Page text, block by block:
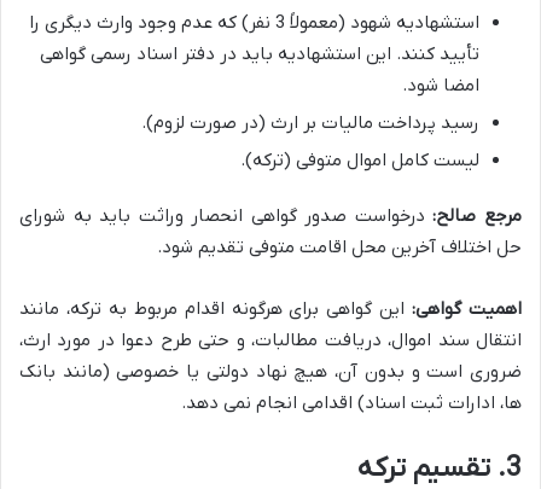
استشهادیه شهود (معمولاً 3 نفر) که عدم وجود وارث دیگری را
تأیید کنند. این استشهادیه باید در دفتر اسناد رسمی گواهی
امضا شود.
رسید پرداخت مالیات بر ارث (در صورت لزوم).
لیست کامل اموال متوفی (ترکه).
مرجع صالح:درخواست صدور گواهی انحصار وراثت باید به شورای
حل اختلاف آخرین محل اقامت متوفی تقدیم شود.
اهمیت گواهی:این گواهی برای هرگونه اقدام مربوط به ترکه، مانند
انتقال سند اموال، دریافت مطالبات، و حتی طرح دعوا در مورد ارث،
ضروری است و بدون آن، هیچ نهاد دولتی یا خصوصی (مانند بانک
ها، ادارات ثبت اسناد) اقدامی انجام نمی دهد.
3. تقسیم ترکه